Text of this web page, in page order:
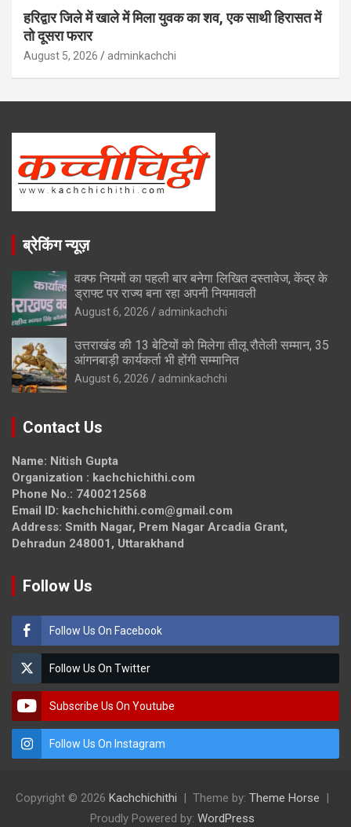
हरिद्वार जिले में खाले में मिला युवक का शव, एक साथी हिरासत में
तो दूसरा फरार
August 5, 2026 adminkachchi
ब्रेकिंग न्यूज़
वक्फ नियमों का पहली बार बनेगा लिखित दस्तावेज, केंद्र के
ड्राफ्ट पर राज्य बना रहा अपनी नियमावली
August 6, 2026 adminkachchi
उत्तराखंड की 13 बेटियों को मिलेगा तीलू रौतेली सम्मान, 35
आंगनबाड़ी कार्यकर्ता भी होंगी सम्मानित
August 6, 2026 adminkachchi
Contact Us
Name: Nitish Gupta
Organization : kachchichithi.com
Phone No.: 7400212568
Email ID: kachchichithi.com@gmail.com
Address: Smith Nagar, Prem Nagar Arcadia Grant,
Dehradun 248001, Uttarakhand
Follow Us
Follow Us On Facebook
Follow Us On Twitter
Subscribe Us On Youtube
Follow Us On Instagram
Copyright © 2026 Kachchichithi Theme by: Theme Horse
Proudly Powered by: WordPress